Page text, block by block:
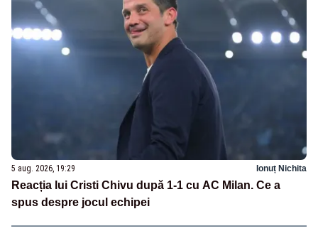
5 aug. 2026, 19:29 Ionuț Nichita
Reacția lui Cristi Chivu după 1-1 cu AC Milan. Ce a
spus despre jocul echipei